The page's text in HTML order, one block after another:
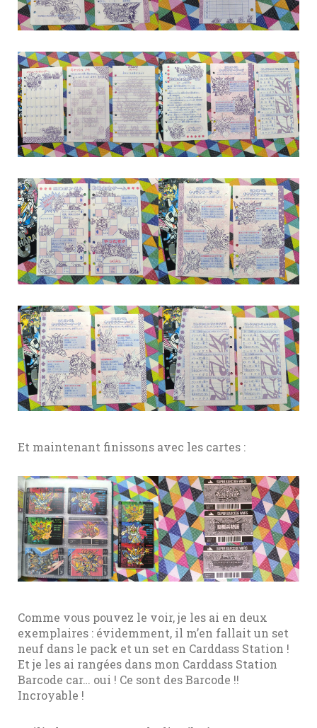
Et maintenant finissons avec les cartes :
Comme vous pouvez le voir, je les ai en deux
exemplaires : évidemment, il m’en fallait un set
neuf dans le pack et un set en Carddass Station !
Et je les ai rangées dans mon Carddass Station
Barcode car… oui ! Ce sont des Barcode !!
Incroyable !